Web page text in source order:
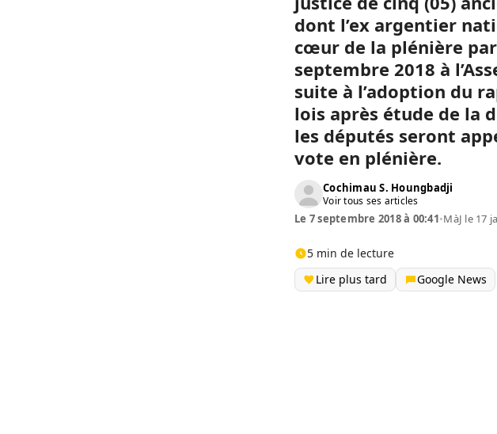
dont l’ex argentier
cœur de la plénière
septembre 2018 à
suite à l’adoption du
lois après étude de la
les députés seront
vote en plénière.
Cochimau S. Houngbadji
Voir tous ses articles
Le 7 septembre 2018 à 00:41•MàJ le 17
5 min de lecture
Lire plus tard
Google News